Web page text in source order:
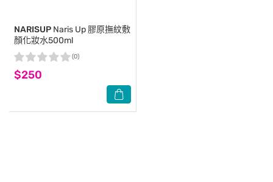
NARISUP Naris Up 膠原撫紋敷
顏化妝水500ml
$250
(0)